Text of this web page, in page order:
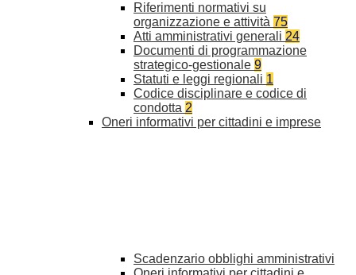
Riferimenti normativi su
organizzazione e attività 75
Atti amministrativi generali 24
Documenti di programmazione
strategico-gestionale 9
Statuti e leggi regionali 1
Codice disciplinare e codice di
condotta 2
Oneri informativi per cittadini e imprese
Scadenzario obblighi amministrativi